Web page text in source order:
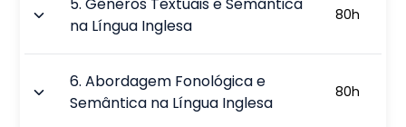
na Língua Inglesa
80h
6.Abordagem Fonológica e
Semântica na Língua Inglesa
80h